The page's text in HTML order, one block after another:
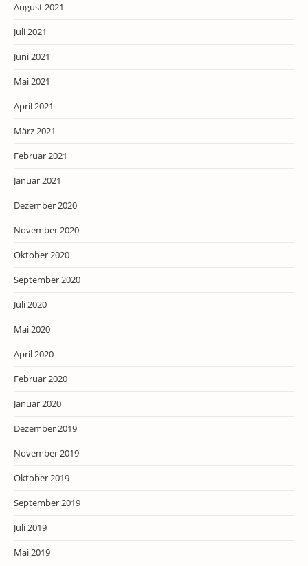
August 2021
Juli 2021
Juni 2021
Mai 2021
April 2021
März 2021
Februar 2021
Januar 2021
Dezember 2020
November 2020
Oktober 2020
September 2020
Juli 2020
Mai 2020
April 2020
Februar 2020
Januar 2020
Dezember 2019
November 2019
Oktober 2019
September 2019
Juli 2019
Mai 2019